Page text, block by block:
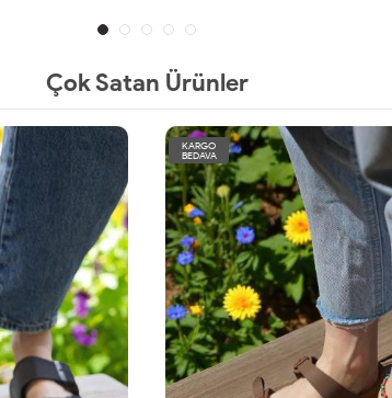
Çok Satan Ürünler
KARGO
BEDAVA